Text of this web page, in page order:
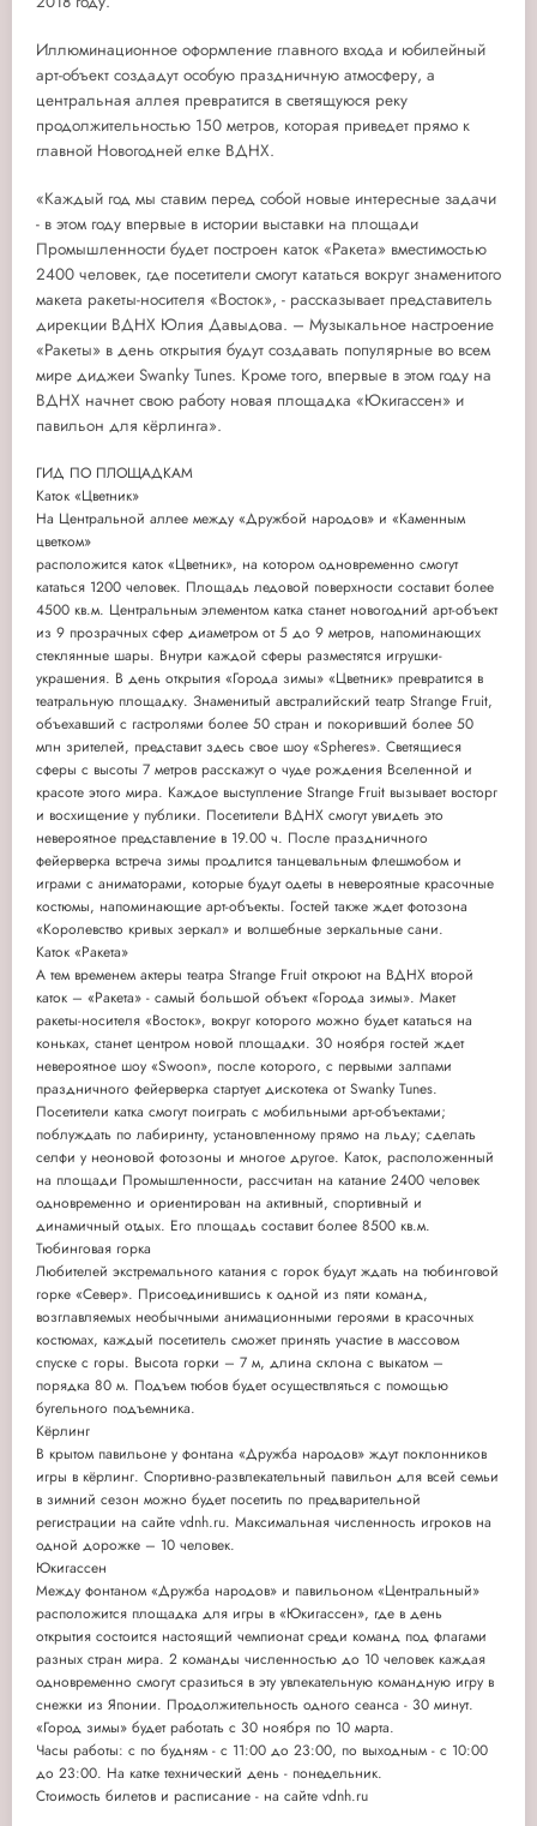
Иллюминационное оформление главного входа и юбилейный
арт-объект создадут особую праздничную атмосферу, а
центральная аллея превратится в светящуюся реку
продолжительностью 150 метров, которая приведет прямо к
главной Новогодней елке ВДНХ.
«Каждый год мы ставим перед собой новые интересные задачи
- в этом году впервые в истории выставки на площади
Промышленности будет построен каток «Ракета» вместимостью
2400 человек, где посетители смогут кататься вокруг знаменитого
макета ракеты-носителя «Восток», - рассказывает представитель
дирекции ВДНХ Юлия Давыдова. – Музыкальное настроение
«Ракеты» в день открытия будут создавать популярные во всем
мире диджеи Swanky Tunes. Кроме того, впервые в этом году на
ВДНХ начнет свою работу новая площадка «Юкигассен» и
павильон для кёрлинга».
ГИД ПО ПЛОЩАДКАМ
Каток «Цветник»
На Центральной аллее между «Дружбой народов» и «Каменным
цветком»
расположится каток «Цветник», на котором одновременно смогут
кататься 1200 человек. Площадь ледовой поверхности составит более
4500 кв.м. Центральным элементом катка станет новогодний арт-объект
из 9 прозрачных сфер диаметром от 5 до 9 метров, напоминающих
стеклянные шары. Внутри каждой сферы разместятся игрушки-
украшения. В день открытия «Города зимы» «Цветник» превратится в
театральную площадку. Знаменитый австралийский театр Strange Fruit,
объехавший с гастролями более 50 стран и покоривший более 50
млн зрителей, представит здесь свое шоу «Spheres». Светящиеся
сферы с высоты 7 метров расскажут о чуде рождения Вселенной и
красоте этого мира. Каждое выступление Strange Fruit вызывает восторг
и восхищение у публики. Посетители ВДНХ смогут увидеть это
невероятное представление в 19.00 ч. После праздничного
фейерверка встреча зимы продлится танцевальным флешмобом и
играми с аниматорами, которые будут одеты в невероятные красочные
костюмы, напоминающие арт-объекты. Гостей также ждет фотозона
«Королевство кривых зеркал» и волшебные зеркальные сани.
Каток «Ракета»
А тем временем актеры театра Strange Fruit откроют на ВДНХ второй
каток – «Ракета» - самый большой объект «Города зимы». Макет
ракеты-носителя «Восток», вокруг которого можно будет кататься на
коньках, станет центром новой площадки. 30 ноября гостей ждет
невероятное шоу «Swoon», после которого, с первыми залпами
праздничного фейерверка стартует дискотека от Swanky Tunes.
Посетители катка смогут поиграть с мобильными арт-объектами;
поблуждать по лабиринту, установленному прямо на льду; сделать
селфи у неоновой фотозоны и многое другое. Каток, расположенный
на площади Промышленности, рассчитан на катание 2400 человек
одновременно и ориентирован на активный, спортивный и
динамичный отдых. Его площадь составит более 8500 кв.м.
Тюбинговая горка
Любителей экстремального катания с горок будут ждать на тюбинговой
горке «Север». Присоединившись к одной из пяти команд,
возглавляемых необычными анимационными героями в красочных
костюмах, каждый посетитель сможет принять участие в массовом
спуске с горы. Высота горки – 7 м, длина склона с выкатом –
порядка 80 м. Подъем тюбов будет осуществляться с помощью
бугельного подъемника.
Кёрлинг
В крытом павильоне у фонтана «Дружба народов» ждут поклонников
игры в кёрлинг. Спортивно-развлекательный павильон для всей семьи
в зимний сезон можно будет посетить по предварительной
регистрации на сайте vdnh.ru. Максимальная численность игроков на
одной дорожке – 10 человек.
Юкигассен
Между фонтаном «Дружба народов» и павильоном «Центральный»
расположится площадка для игры в «Юкигассен», где в день
открытия состоится настоящий чемпионат среди команд под флагами
разных стран мира. 2 команды численностью до 10 человек каждая
одновременно смогут сразиться в эту увлекательную командную игру в
снежки из Японии. Продолжительность одного сеанса - 30 минут.
«Город зимы» будет работать с 30 ноября по 10 марта.
Часы работы: с по будням - с 11:00 до 23:00, по выходным - с 10:00
до 23:00. На катке технический день - понедельник.
Стоимость билетов и расписание - на сайте vdnh.ru